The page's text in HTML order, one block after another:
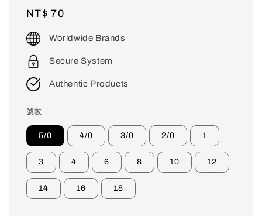
Regular
price
NT$ 70
Worldwide Brands
Secure System
Authentic Products
號數
5/0 4/0 3/0 2/0 1
3 4 6 8 10 12
14 16 18